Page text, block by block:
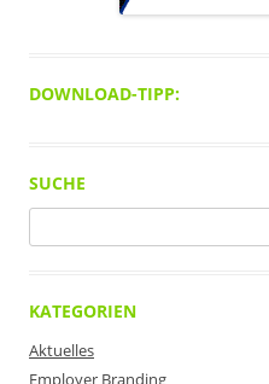
DOWNLOAD-TIPP:
SUCHE
nach:
KATEGORIEN
Aktuelles
Employer Branding